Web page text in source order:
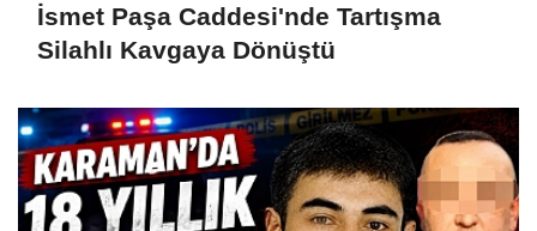
İsmet Paşa Caddesi'nde Tartışma
Silahlı Kavgaya Dönüştü